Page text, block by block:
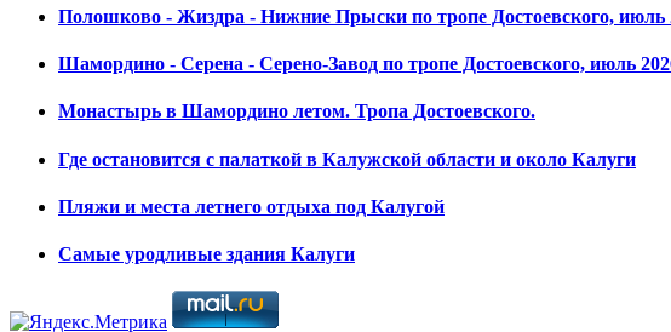
Полошково - Жиздра - Нижние Прыски по тропе Достоевского, июль
Шамордино - Серена - Серено-Завод по тропе Достоевского, июль
Монастырь в Шамордино летом. Тропа Достоевского.
Где остановится с палаткой в Калужской области и около Калуги
Пляжи и места летнего отдыха под Калугой
Самые уродливые здания Калуги